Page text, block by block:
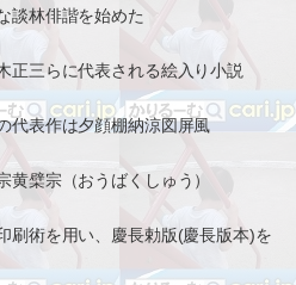
談林俳諧を始めた
正三らに代表される絵入り小説
代表作は夕顔棚納涼図屏風
檗宗（おうばくしゅう）
刷術を用い、慶長勅版(慶長版本)を